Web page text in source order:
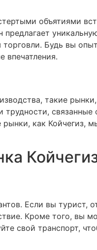
объятиями
предлагает
Будь вы
впечатления.
такие рынки,
как Койчегиз,
Если вы турист,
Кроме того, вы
свой транспорт,